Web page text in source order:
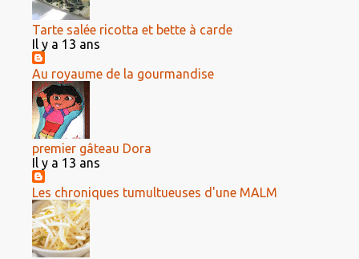
Tarte salée ricotta et bette à carde
Il y a 13 ans
Au royaume de la gourmandise
premier gâteau Dora
Il y a 13 ans
Les chroniques tumultueuses d'une MALM